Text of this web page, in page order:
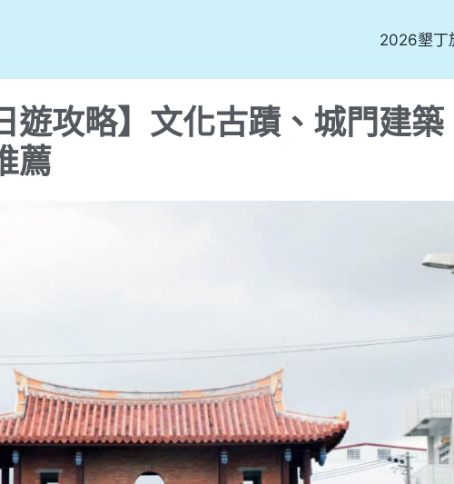
2026墾丁
遊攻略】文化古蹟、城門建築
薦